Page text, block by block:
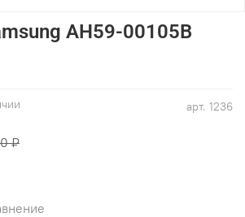
арт. 1236
AH59-00105B
₽